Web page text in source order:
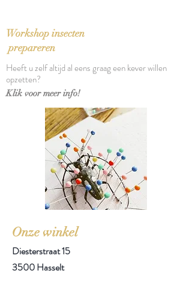
Workshop insecten
prepareren
Heeft u zelf altijd al eens graag een kever willen
opzetten?
Klik voor meer info!
Onze winkel
Diesterstraat 15
3500 Hasselt